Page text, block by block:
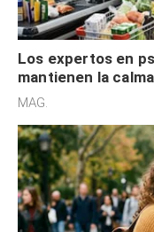
Los expertos en
mantienen la
cognitiva, gratitud
MAG.